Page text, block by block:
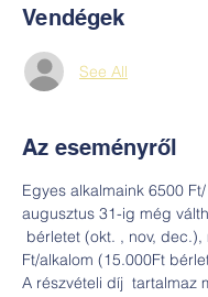
Vendégek
See All
Az eseményről
Egyes alkalmaink 6500
augusztus 31-ig még
bérletet (okt. , nov, dec.),
Ft/alkalom (15.000Ft
A részvételi díj  tartalmaz